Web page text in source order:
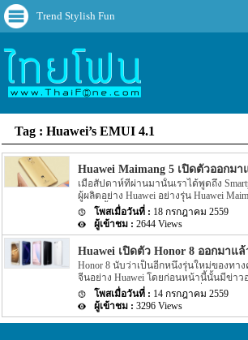
Trend Stylish Fun
Tag : Huawei’s EMUI 4.1
Huawei Maimang 5 เปิดตัวออก
เมื่อสัปดาห์ที่ผ่านมานั้นเราได้พูดถึง
ผู้ผลิตอย่าง Huawei อย่างรุ่น Huawei
ล่าสุดนั้นทาง Huawei เองก็ได้เปิดตัว
โดยรุ่นใหม่นี้ถือว่าเป็นรุ่นต่อยอดของ
ปีที่แล้ว สำหรับ Spec ของตัวเครื่องจะเป็
กว่า Maimang 5 มาพร้อมกับหน้าจอแสดง
จอเป็นแบบ IPS LCD touchscreen ซึ่งให้ค
ความละเอียดของกล้องอยู่ที่ 16 MP สำห
เครื่อง โดยจะมาพร้อมกับ dual-LED
สูงถึง 4K และความละเอียดของกล้องขนา
เครื่อง ส่วน Chipset ที่ขับเคลื่อนตัวเครื่องนั้
Qualcomm’s Snapdragon 625 […]
18 กรกฎาคม 2559
2644 Views
Huawei เปิดตัว Honor 8 ออกมาแล้
Honor 8 นับว่าเป็นอีกหนึ่งรุ่นใหม่ของทา
จีนอย่าง Huawei โดยก่อนหน้านี้นั้นมีข่าว
เปิดตัว Honor 8 ออกมาในวันที่ 11 กรกฏ
นั้นมาตามที่นับเอาไว้ โดยทาง Huawei ได้
แล้ว สำหรับ Spec ของตัวเครื่องจะมีรายล
พร้อมกับหน้าจอแสดงผลขนาด 5.2 นิ้ว โ
14 กรกฎาคม 2559
3296 Views